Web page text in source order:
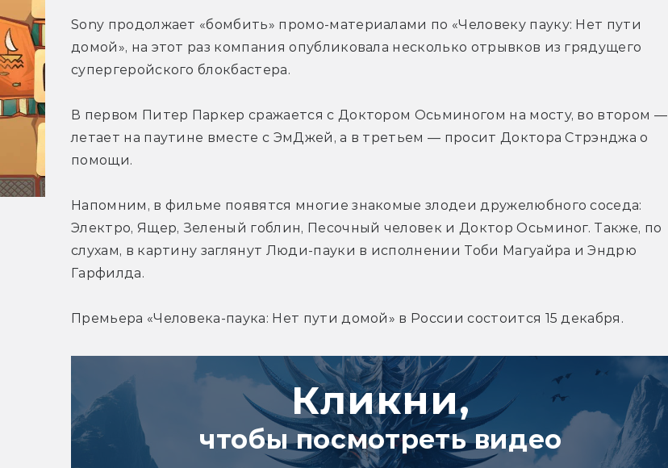
Sony продолжает «бомбить» промо-материалами по «Человеку пауку: Нет пути
домой», на этот раз компания опубликовала несколько отрывков из грядущего
супергеройского блокбастера.
В первом Питер Паркер сражается с Доктором Осьминогом на мосту, во втором —
летает на паутине вместе с ЭмДжей, а в третьем — просит Доктора Стрэнджа о
помощи.
Напомним, в фильме появятся многие знакомые злодеи дружелюбного соседа:
Электро, Ящер, Зеленый гоблин, Песочный человек и Доктор Осьминог. Также, по
слухам, в картину заглянут Люди-пауки в исполнении Тоби Магуайра и Эндрю
Гарфилда.
Премьера «Человека-паука: Нет пути домой» в России состоится 15 декабря.
Кликни,
чтобы посмотреть видео